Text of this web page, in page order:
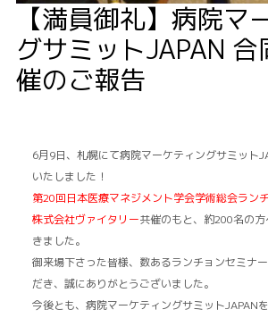
【満員御礼】病院マ
グサミットJAPAN 合
催のご報告
6月9日、札幌にて病院マーケティングサミット
いたしました！
第20回日本医療マネジメント学会学術総会ラン
株式会社ヴァイタリー共催のもと、約200名の
きました。
御来場下さった皆様、数あるランチョンセミナ
だき、誠にありがとうございました。
今後とも、病院マーケティングサミットJAPAN